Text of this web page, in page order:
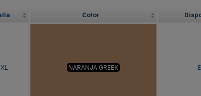
Color
XL NARANJA GREEK